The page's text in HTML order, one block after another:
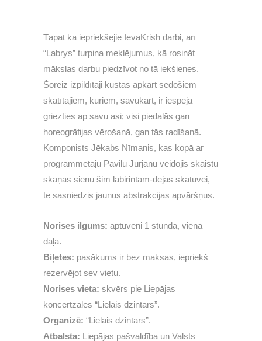
Tāpat kā iepriekšējie IevaKrish darbi, arī
“Labrys” turpina meklējumus, kā rosināt
mākslas darbu piedzīvot no tā iekšienes.
Šoreiz izpildītāji kustas apkārt sēdošiem
skatītājiem, kuriem, savukārt, ir iespēja
griezties ap savu asi; visi piedalās gan
horeogrāfijas vērošanā, gan tās radīšanā.
Komponists Jēkabs Nīmanis, kas kopā ar
programmētāju Pāvilu Jurjānu veidojis skaistu
skaņas sienu šim labirintam-dejas skatuvei,
te sasniedzis jaunus abstrakcijas apvāršņus.
Norises ilgums: aptuveni 1 stunda, vienā
daļā.
Biļetes: pasākums ir bez maksas, iepriekš
rezervējot sev vietu.
Norises vieta: skvērs pie Liepājas
koncertzāles “Lielais dzintars”.
Organizē: “Lielais dzintars”.
Atbalsta: Liepājas pašvaldība un Valsts